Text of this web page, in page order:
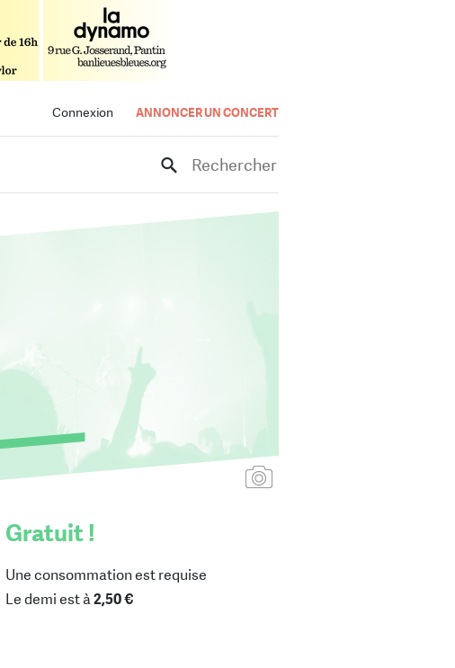
Connexion ANNONCER UN CONCERT
Rechercher
Gratuit !
Une consommation est requise
Le demi est à2,50 €